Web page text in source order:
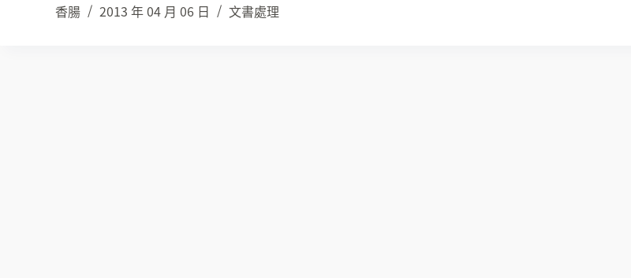
香腸
2013 年 04 月 06 日 文書處理